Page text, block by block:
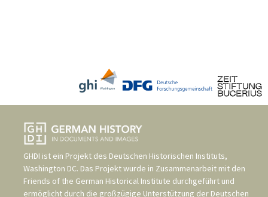
GHDI ist ein Projekt des Deutschen Historischen Instituts,
Washington DC. Das Projekt wurde in Zusammenarbeit mit den
Friends of the German Historical Institute durchgeführt und
ermöglicht durch die großzügige Unterstützung der Deutschen